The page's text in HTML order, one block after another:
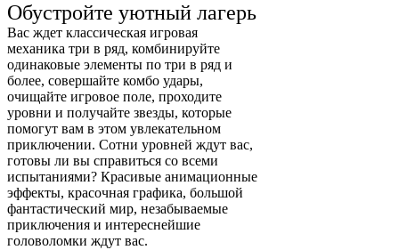
Обустройте уютный лагерь
Вас ждет классическая игровая
механика три в ряд, комбинируйте
одинаковые элементы по три в ряд и
более, совершайте комбо удары,
очищайте игровое поле, проходите
уровни и получайте звезды, которые
помогут вам в этом увлекательном
приключении. Сотни уровней ждут вас,
готовы ли вы справиться со всеми
испытаниями? Красивые анимационные
эффекты, красочная графика, большой
фантастический мир, незабываемые
приключения и интереснейшие
головоломки ждут вас.